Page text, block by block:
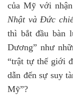
của Mỹ với
Nhật và Đức
thì bắt đầu bàn
Dương” như
“trật tự thế giới
dẫn đến sự suy
Mỹ”?